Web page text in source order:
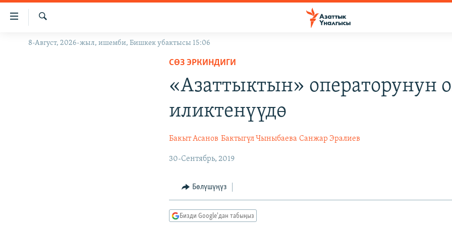
Линктер
Мазмунга
Навигацияга
ЖАҢЫЛЫКТАР
Издөө
8-Август, 2026-жыл, ишемби, Бишкек убактысы 15:06
СӨЗ ЭРКИНДИГИ
«Азаттыктын» операторунун
иликтенүүдө
Бакыт Асанов Бактыгүл Чыныбаева Санжар Эралиев
30-Сентябрь, 2019
Бөлүшүңүз
Бизди Google'дан табыңыз